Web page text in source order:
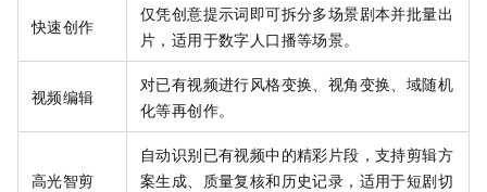
快速创作
仅凭创意提示词即可拆分多场景剧本并批量出
片，适用于数字人口播等场景。
视频编辑
对已有视频进行风格变换、视角变换、域随机
化等再创作。
高光智剪
自动识别已有视频中的精彩片段，支持剪辑方
案生成、质量复核和历史记录，适用于短剧切